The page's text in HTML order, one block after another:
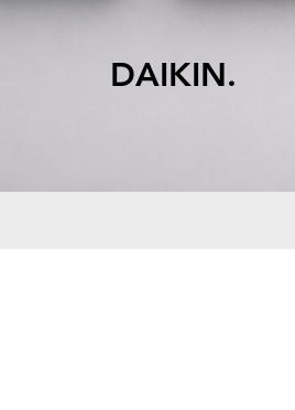
DAIKIN.